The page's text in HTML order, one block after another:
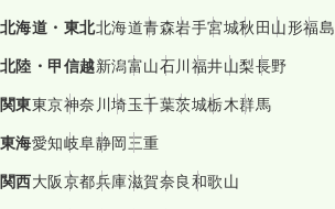
北海道・東北北海道青森岩手宮城秋田山形福島
北陸・甲信越新潟富山石川福井山梨長野
関東東京神奈川埼玉千葉茨城栃木群馬
東海愛知岐阜静岡三重
関西大阪京都兵庫滋賀奈良和歌山